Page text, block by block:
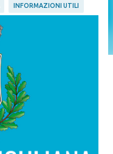
INFORMAZIONI UTILI